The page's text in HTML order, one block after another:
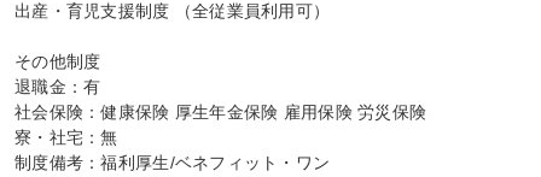
出産・育児支援制度 （全従業員利用可）
その他制度
退職金：有
社会保険：健康保険 厚生年金保険 雇用保険 労災保険
寮・社宅：無
制度備考：福利厚生/ベネフィット・ワン